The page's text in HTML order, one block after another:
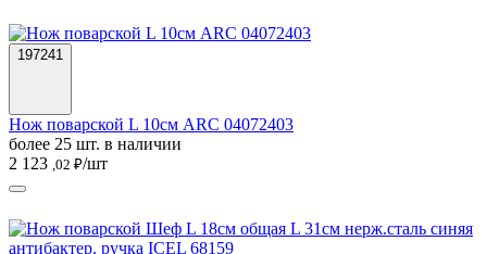
197241
Нож поварской L 10см ARC 04072403
более 25 шт. в наличии
2 123 ,02 ₽/шт